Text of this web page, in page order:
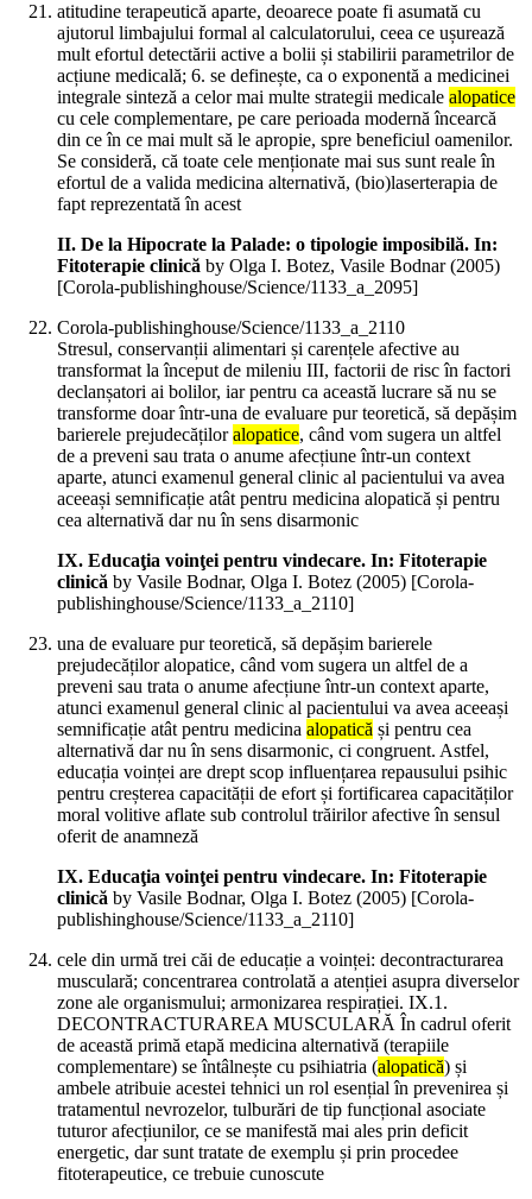
atitudine terapeutică aparte, deoarece poate fi asumată cu
ajutorul limbajului formal al calculatorului, ceea ce ușurează
mult efortul detectării active a bolii și stabilirii parametrilor de
acțiune medicală; 6. se definește, ca o exponentă a medicinei
integrale sinteză a celor mai multe strategii medicale alopatice
cu cele complementare, pe care perioada modernă încearcă
din ce în ce mai mult să le apropie, spre beneficiul oamenilor.
Se consideră, că toate cele menționate mai sus sunt reale în
efortul de a valida medicina alternativă, (bio)laserterapia de
fapt reprezentată în acest
II. De la Hipocrate la Palade: o tipologie imposibilă. In:
Fitoterapie clinică by Olga I. Botez, Vasile Bodnar (2005)
[Corola-publishinghouse/Science/1133_a_2095]
Corola-publishinghouse/Science/1133_a_2110
Stresul, conservanții alimentari și carențele afective au
transformat la început de mileniu III, factorii de risc în factori
declanșatori ai bolilor, iar pentru ca această lucrare să nu se
transforme doar într-una de evaluare pur teoretică, să depășim
barierele prejudecățiloralopatice, când vom sugera un altfel
de a preveni sau trata o anume afecțiune într-un context
aparte, atunci examenul general clinic al pacientului va avea
aceeași semnificație atât pentru medicina alopatică și pentru
cea alternativă dar nu în sens disarmonic
IX. Educaţia voinţei pentru vindecare. In: Fitoterapie
clinică by Vasile Bodnar, Olga I. Botez (2005) [Corola-
publishinghouse/Science/1133_a_2110]
una de evaluare pur teoretică, să depășim barierele
prejudecăților alopatice, când vom sugera un altfel de a
preveni sau trata o anume afecțiune într-un context aparte,
atunci examenul general clinic al pacientului va avea aceeași
semnificație atât pentru medicina alopatică și pentru cea
alternativă dar nu în sens disarmonic, ci congruent. Astfel,
educația voinței are drept scop influențarea repausului psihic
pentru creșterea capacității de efort și fortificarea capacităților
moral volitive aflate sub controlul trăirilor afective în sensul
oferit de anamneză
IX. Educaţia voinţei pentru vindecare. In: Fitoterapie
clinică by Vasile Bodnar, Olga I. Botez (2005) [Corola-
publishinghouse/Science/1133_a_2110]
cele din urmă trei căi de educație a voinței: decontracturarea
musculară; concentrarea controlată a atenției asupra diverselor
zone ale organismului; armonizarea respirației. IX.1.
DECONTRACTURAREA MUSCULARĂ În cadrul oferit
de această primă etapă medicina alternativă (terapiile
complementare) se întâlnește cu psihiatria (alopatică) și
ambele atribuie acestei tehnici un rol esențial în prevenirea și
tratamentul nevrozelor, tulburări de tip funcțional asociate
tuturor afecțiunilor, ce se manifestă mai ales prin deficit
energetic, dar sunt tratate de exemplu și prin procedee
fitoterapeutice, ce trebuie cunoscute